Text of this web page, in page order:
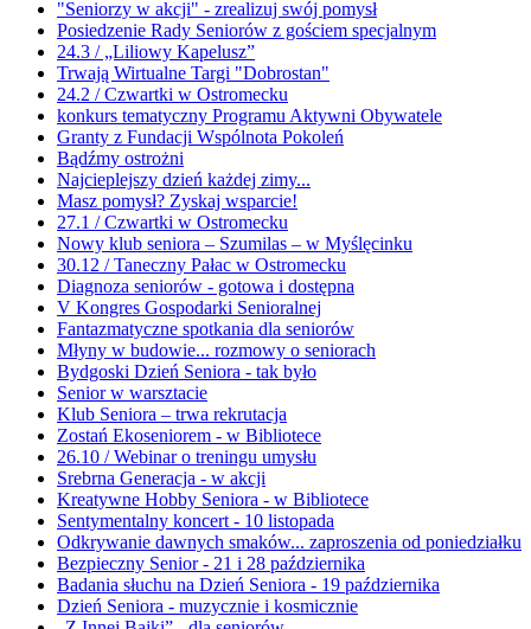
"Seniorzy w akcji" - zrealizuj swój pomysł
Posiedzenie Rady Seniorów z gościem specjalnym
24.3 / „Liliowy Kapelusz”
Trwają Wirtualne Targi "Dobrostan"
24.2 / Czwartki w Ostromecku
konkurs tematyczny Programu Aktywni Obywatele
Granty z Fundacji Wspólnota Pokoleń
Bądźmy ostrożni
Najcieplejszy dzień każdej zimy...
Masz pomysł? Zyskaj wsparcie!
27.1 / Czwartki w Ostromecku
Nowy klub seniora – Szumilas – w Myślęcinku
30.12 / Taneczny Pałac w Ostromecku
Diagnoza seniorów - gotowa i dostępna
V Kongres Gospodarki Senioralnej
Fantazmatyczne spotkania dla seniorów
Młyny w budowie... rozmowy o seniorach
Bydgoski Dzień Seniora - tak było
Senior w warsztacie
Klub Seniora – trwa rekrutacja
Zostań Ekoseniorem - w Bibliotece
26.10 / Webinar o treningu umysłu
Srebrna Generacja - w akcji
Kreatywne Hobby Seniora - w Bibliotece
Sentymentalny koncert - 10 listopada
Odkrywanie dawnych smaków... zaproszenia od poniedziałku
Bezpieczny Senior - 21 i 28 października
Badania słuchu na Dzień Seniora - 19 października
Dzień Seniora - muzycznie i kosmicznie